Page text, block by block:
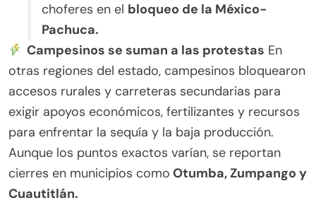
choferes en el bloqueo de la México-
Pachuca.
Campesinos se suman a las protestas En
otras regiones del estado, campesinos bloquearon
accesos rurales y carreteras secundarias para
exigir apoyos económicos, fertilizantes y recursos
para enfrentar la sequía y la baja producción.
Aunque los puntos exactos varían, se reportan
cierres en municipios como Otumba, Zumpango y
Cuautitlán.